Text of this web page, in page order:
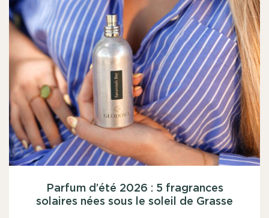
Parfum d’été 2026 : 5 fragrances
solaires nées sous le soleil de Grasse